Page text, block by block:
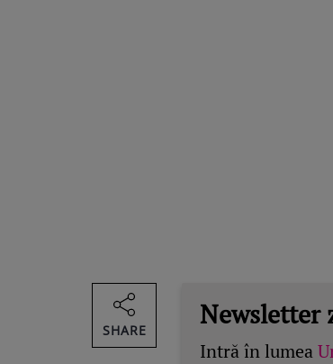
Newsletter
Intră în lumea
SHARE